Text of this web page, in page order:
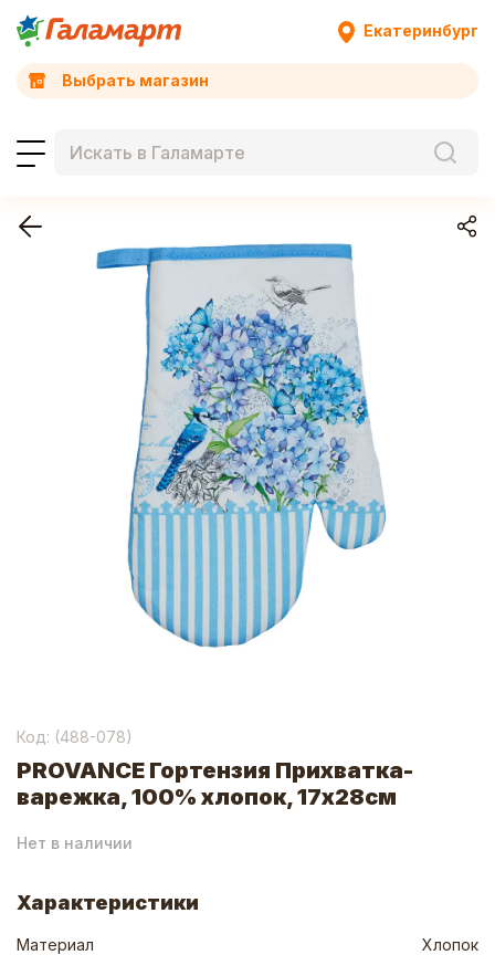
Екатеринбург
Выбрать магазин
Код: (488-078)
PROVANCE Гортензия Прихватка-
варежка, 100% хлопок, 17х28см
Нет в наличии
Характеристики
Материал
Хлопок